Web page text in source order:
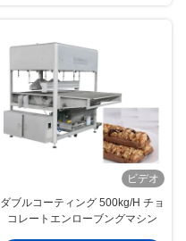
ビデオ
ダブルコーティング 500kg/H チョ
コレートエンローブングマシン